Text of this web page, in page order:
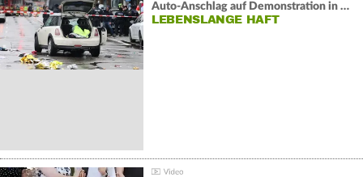
Auto-Anschlag auf Demonstration in München:
LEBENSLANGE HAFT